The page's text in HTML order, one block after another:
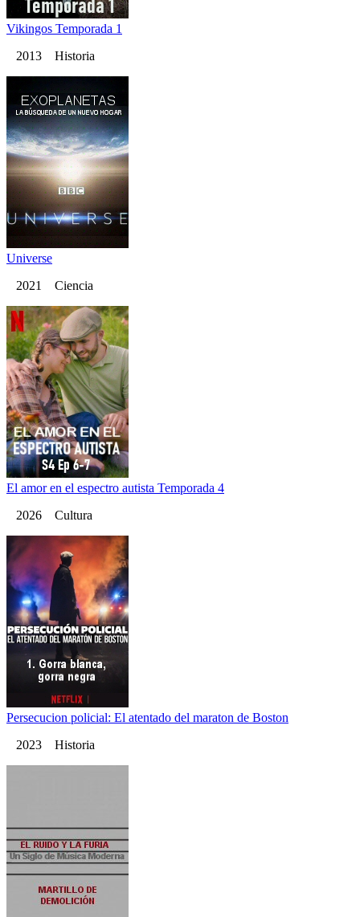
Vikingos Temporada 1
2013 Historia
Universe
2021 Ciencia
El amor en el espectro autista Temporada 4
2026 Cultura
Persecucion policial: El atentado del maraton de Boston
2023 Historia